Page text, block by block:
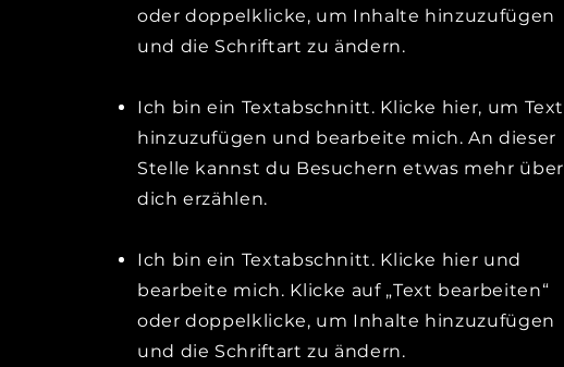
oder doppelklicke, um Inhalte hinzuzufügen
und die Schriftart zu ändern.
Ich bin ein Textabschnitt. Klicke hier, um Text
hinzuzufügen und bearbeite mich. An dieser
Stelle kannst du Besuchern etwas mehr über
dich erzählen.
Ich bin ein Textabschnitt. Klicke hier und
bearbeite mich. Klicke auf „Text bearbeiten“
oder doppelklicke, um Inhalte hinzuzufügen
und die Schriftart zu ändern.